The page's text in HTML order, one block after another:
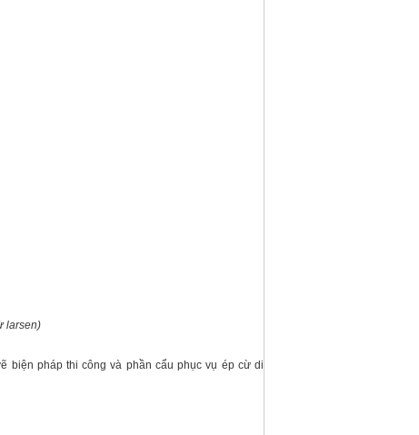
larsen)
biện pháp thi công và phần cẩu phục vụ ép cừ di